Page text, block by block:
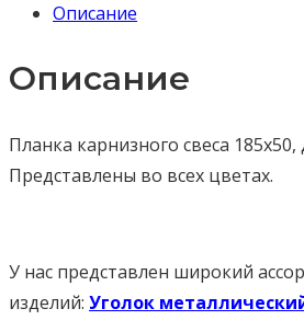
свеса
185х50
Описание
Описание
Планка карнизного свеса
Представлены во всех цветах.
У нас представлен широкий
изделий: Уголок